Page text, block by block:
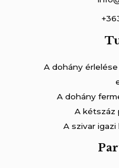
A dohány
A dohány
A kétszáz
A szivar